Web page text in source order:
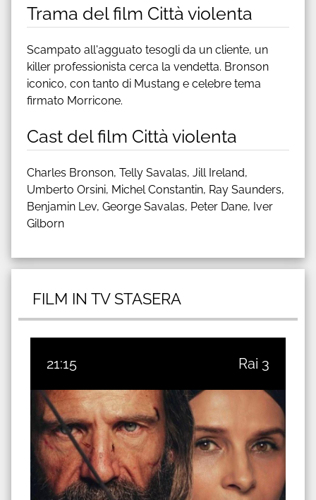
Trama del film Città violenta
Scampato all'agguato tesogli da un cliente, un
killer professionista cerca la vendetta. Bronson
iconico, con tanto di Mustang e celebre tema
firmato Morricone.
Cast del film Città violenta
Charles Bronson, Telly Savalas, Jill Ireland,
Umberto Orsini, Michel Constantin, Ray Saunders,
Benjamin Lev, George Savalas, Peter Dane, Iver
Gilborn
FILM IN TV STASERA
21:15 Rai 3